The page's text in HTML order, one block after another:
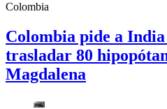
Colombia
Colombia pide a
trasladar 80
Magdalena